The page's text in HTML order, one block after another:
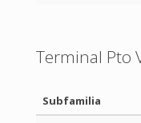
Terminal Pto
Subfamilia